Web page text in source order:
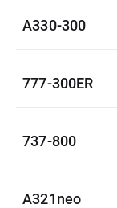
A330-300
777-300ER
737-800
A321neo